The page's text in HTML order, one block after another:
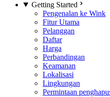
Getting Started
Pengenalan ke Wink
Fitur Utama
Pelanggan
Daftar
Harga
Perbandingan
Keamanan
Lokalisasi
Lingkungan
Permintaan